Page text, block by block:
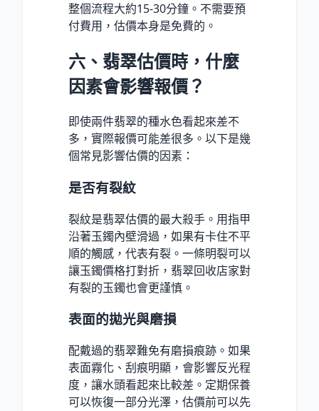
整個流程大約15-30分鐘。不需要預
付費用，估價本身是免費的。
六、翡翠估價時，什麼
因素會影響報價？
即使兩件翡翠的種水色看起來差不
多，實際報價可能差很多。以下是幾
個常見影響估價的因素：
是否有裂紋
裂紋是翡翠估價的最大殺手。用指甲
沿著玉鐲內壁滑過，如果有卡住不平
順的觸感，代表有裂。一條明裂可以
讓玉鐲價格打對折，翡翠回收店家對
有裂的玉鐲也會更謹慎。
表面的拋光與磨損
配戴過的翡翠難免有磨損痕跡。如果
表面霧化、刮痕明顯，會影響反光程
度，讓水頭看起來比較差。定期保養
可以恢復一部分光澤，估價前可以先